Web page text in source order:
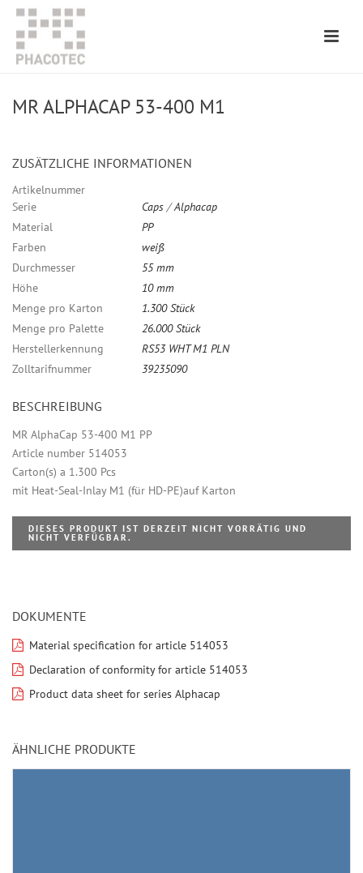
MR ALPHACAP 53-400 M1
ZUSÄTZLICHE INFORMATIONEN
Artikelnummer
Serie
Caps /Alphacap
Material
PP
Farben
weiß
Durchmesser
55 mm
Höhe
10 mm
Menge pro Karton
1.300 Stück
Menge pro Palette
26.000 Stück
Herstellerkennung
RS53 WHT M1 PLN
Zolltarifnummer
39235090
BESCHREIBUNG
MR AlphaCap 53-400 M1 PP
Article number 514053
Carton(s) a 1.300 Pcs
mit Heat-Seal-Inlay M1 (für HD-PE)auf Karton
DIESES PRODUKT IST DERZEIT NICHT VORRÄTIG UND
NICHT VERFÜGBAR.
DOKUMENTE
Material specification for article 514053
Declaration of conformity for article 514053
Product data sheet for series Alphacap
ÄHNLICHE PRODUKTE